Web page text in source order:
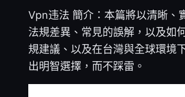
Vpn违法 簡介：本篇將以清晰、
法規差異、常見的誤解，以及如
規建議、以及在台灣與全球環境
出明智選擇，而不踩雷。